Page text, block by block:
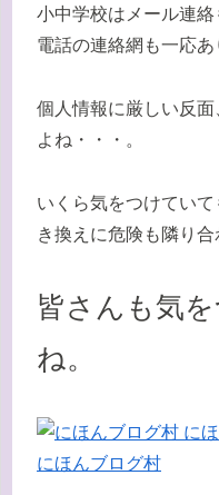
小中学校はメール連絡
電話の連絡網も一応あ
個人情報に厳しい反
よね・・・。
いくら気をつけていて
き換えに危険も隣り合
皆さんも気
ね。
にほんブログ村